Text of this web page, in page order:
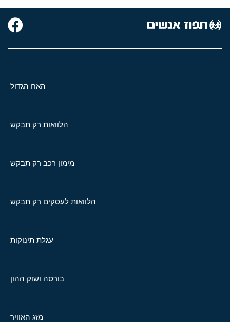
האח הגדול
הלוואות רק תבקש
מימון רכב רק תבקש
הלוואות לעסקים רק תבקש
עגלת תינוקות
בורסה ושוק ההון
מזג האוויר